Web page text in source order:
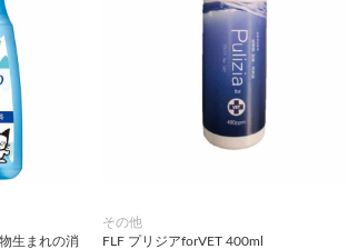
生まれの消
その他
FLF プリジアforVET 400ml